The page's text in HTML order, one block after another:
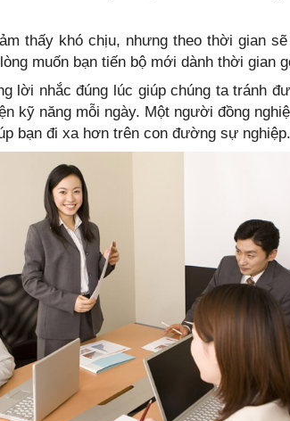
thấy khó chịu, nhưng theo thời gian
muốn bạn tiến bộ mới dành thời gian
lời nhắc đúng lúc giúp chúng ta tránh
kỹ năng mỗi ngày. Một người đồng
bạn đi xa hơn trên con đường sự nghiệp.